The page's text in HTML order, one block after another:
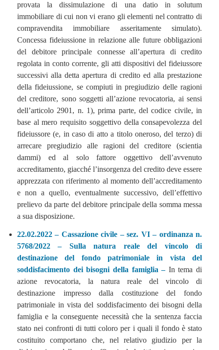
provata la dissimulazione di una datio in solutum
immobiliare di cui non vi erano gli elementi nel contratto di
compravendita immobiliare asseritamente simulato).
Concessa fideiussione in relazione alle future obbligazioni
del debitore principale connesse all’apertura di credito
regolata in conto corrente, gli atti dispositivi del fideiussore
successivi alla detta apertura di credito ed alla prestazione
della fideiussione, se compiuti in pregiudizio delle ragioni
del creditore, sono soggetti all’azione revocatoria, ai sensi
dell’articolo 2901, n. 1), prima parte, del codice civile, in
base al mero requisito soggettivo della consapevolezza del
fideiussore (e, in caso di atto a titolo oneroso, del terzo) di
arrecare pregiudizio alle ragioni del creditore (scientia
dammi) ed al solo fattore oggettivo dell’avvenuto
accreditamento, giacché l’insorgenza del credito deve essere
apprezzata con riferimento al momento dell’accreditamento
e non a quello, eventualmente successivo, dell’effettivo
prelievo da parte del debitore principale della somma messa
a sua disposizione.
22.02.2022 – Cassazione civile – sez. VI – ordinanza n.
5768/2022 – Sulla natura reale del vincolo di
destinazione del fondo patrimoniale in vista del
soddisfacimento dei bisogni della famiglia – In tema di
azione revocatoria, la natura reale del vincolo di
destinazione impresso dalla costituzione del fondo
patrimoniale in vista del soddisfacimento dei bisogni della
famiglia e la conseguente necessità che la sentenza faccia
stato nei confronti di tutti coloro per i quali il fondo è stato
costituito comportano che, nel relativo giudizio per la